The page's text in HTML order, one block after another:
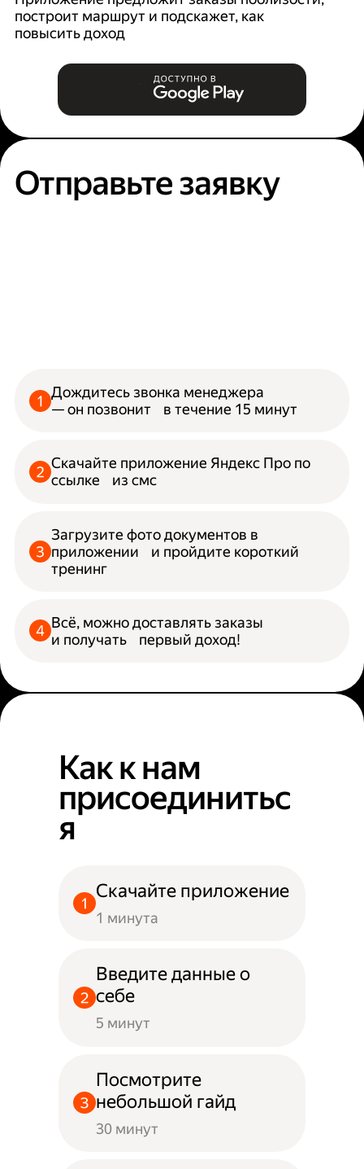
построит маршрут и подскажет, как
повысить доход
Отправьте заявку
Дождитесь звонка менеджера
— он позвонит в течение 15 минут
Скачайте приложение Яндекс Про по
ссылке из смс
Загрузите фото документов в
приложении и пройдите короткий
тренинг
Всё, можно доставлять заказы
и получать первый доход!
Как к нам
присоединитьс
я
Скачайте приложение
1 минута
Введите данные о
себе
5 минут
Посмотрите
небольшой гайд
30 минут